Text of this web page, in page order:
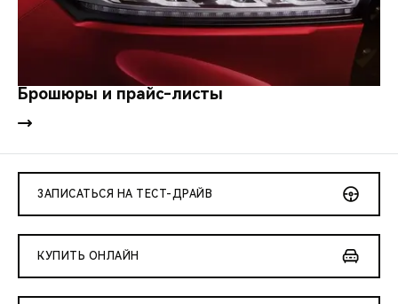
Брошюры и прайс-листы
ЗАПИСАТЬСЯ НА ТЕСТ-ДРАЙВ
КУПИТЬ ОНЛАЙН